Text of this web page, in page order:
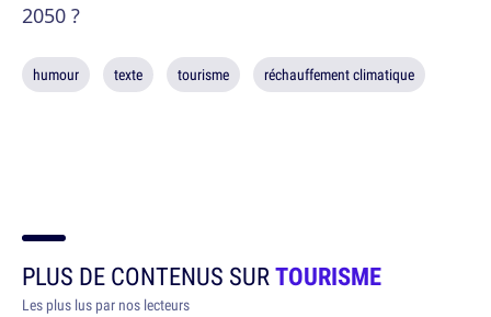
2050 ?
humour texte tourisme réchauffement climatique
PLUS DE CONTENUS SURTOURISME
Les plus lus par nos lecteurs